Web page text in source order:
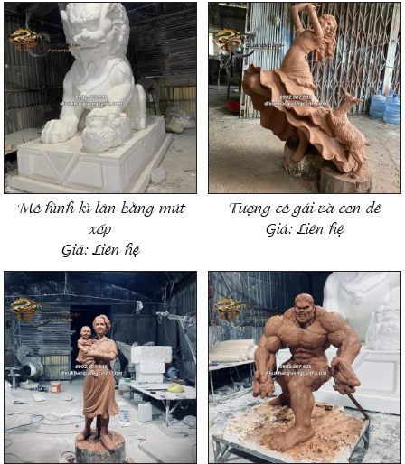
Mô hình kì lân bằng mút
xốp
Giá:Liên hệ
Tượng cô gái và con dê
Giá:Liên hệ